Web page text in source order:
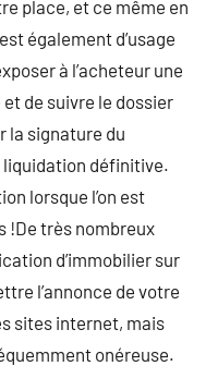
place, et ce même en
également d’usage
à l’acheteur une
de suivre le dossier
la signature du
liquidation définitive.
lorsque l’on est
!De très nombreux
d’immobilier sur
l’annonce de votre
sites internet, mais
onéreuse.